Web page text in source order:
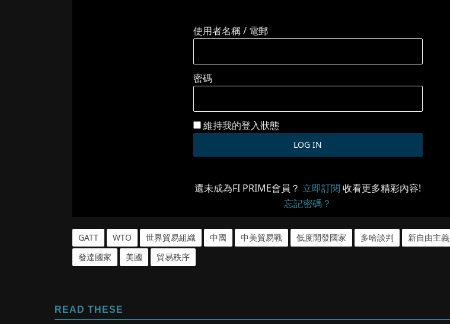
使用者名稱 / 電郵
密碼
維持我的登入狀態
還未成為FI PRIME會員？ 立即訂閱 收看更多精彩內容!
忘記密碼？
GATT WTO 世界貿易組織 中國 中美貿易戰 低度開發國家 多哈談判 新自由主義
發達國家
美國 貿易秩序
READ THESE